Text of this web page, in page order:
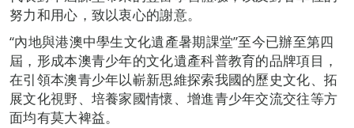
努力和用心，致以衷心的謝意。
“內地與港澳中學生文化遺產暑期課堂”至今已辦至第四
屆，形成本澳青少年的文化遺產科普教育的品牌項目，
在引領本澳青少年以嶄新思維探索我國的歷史文化、拓
展文化視野、培養家國情懷、增進青少年交流交往等方
面均有莫大裨益。